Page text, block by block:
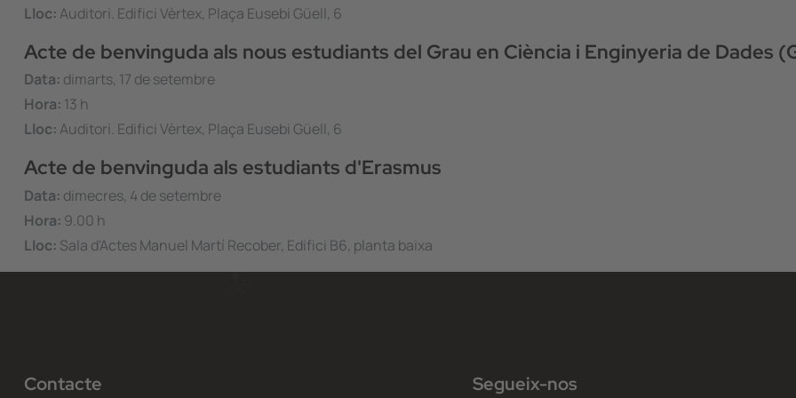
Lloc: Auditori. Edifici Vèrtex, Plaça Eusebi Güell, 6
Acte de benvinguda als nous estudiants del Grau en Ciència i Enginyeria de Dades
Data: dimarts, 17 de setembre
Hora: 13 h
Lloc: Auditori. Edifici Vèrtex, Plaça Eusebi Güell, 6
Acte de benvinguda als estudiants d'Erasmus
Data: dimecres, 4 de setembre
Hora: 9.00 h
Lloc: Sala d'Actes Manuel Martí Recober, Edifici B6, planta baixa
Contacte Segueix-nos